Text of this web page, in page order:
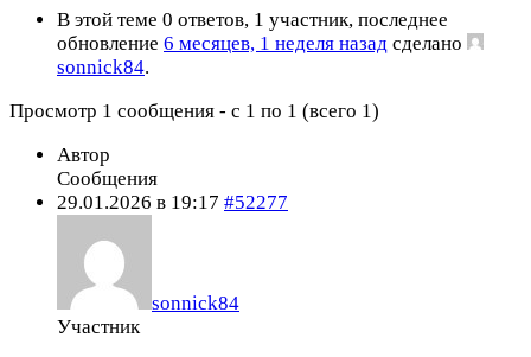
В этой теме 0 ответов, 1 участник, последнее
обновление 6 месяцев, 1 неделя назад сделано
sonnick84.
Просмотр 1 сообщения - с 1 по 1 (всего 1)
Автор
Сообщения
29.01.2026 в 19:17 #52277
sonnick84
Участник